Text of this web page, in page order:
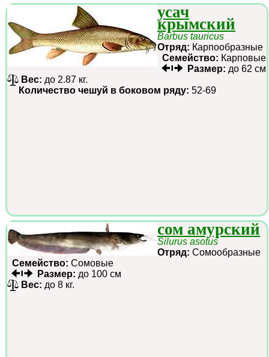
усач
крымский
Barbus tauricus
Отряд: Карпообразные
Семейство: Карповые
Размер: до 62 см
Вес: до 2.87 кг.
Количество чешуй в боковом ряду: 52-69
сом амурский
Silurus asotus
Отряд: Сомообразные
Семейство: Сомовые
Размер: до 100 см
Вес: до 8 кг.